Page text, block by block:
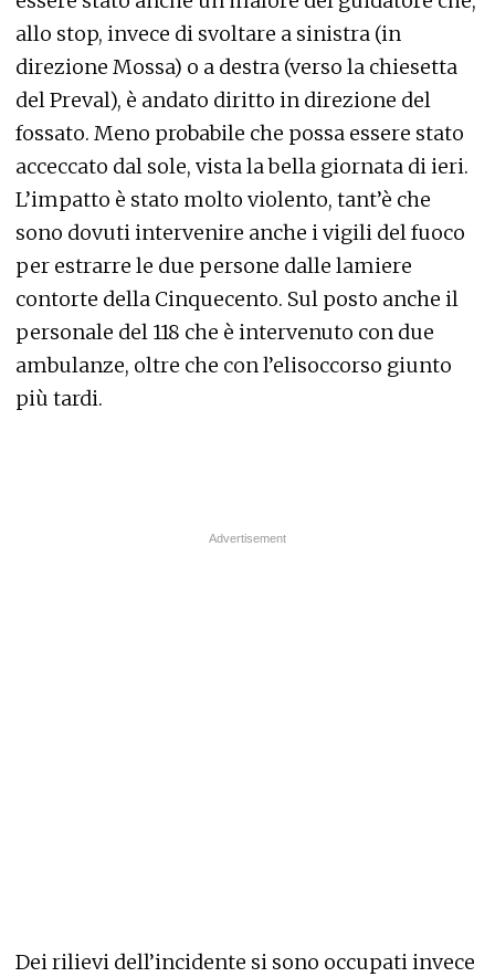
allo stop, invece di svoltare a sinistra (in
direzione Mossa) o a destra (verso la chiesetta
del Preval), è andato diritto in direzione del
fossato. Meno probabile che possa essere stato
acceccato dal sole, vista la bella giornata di ieri.
L’impatto è stato molto violento, tant’è che
sono dovuti intervenire anche i vigili del fuoco
per estrarre le due persone dalle lamiere
contorte della Cinquecento. Sul posto anche il
personale del 118 che è intervenuto con due
ambulanze, oltre che con l’elisoccorso giunto
più tardi.
Dei rilievi dell’incidente si sono occupati invece